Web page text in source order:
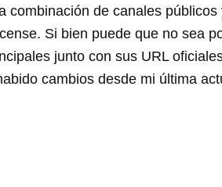
combinación de canales
Si bien puede que no sea
junto con sus URL
cambios desde mi última